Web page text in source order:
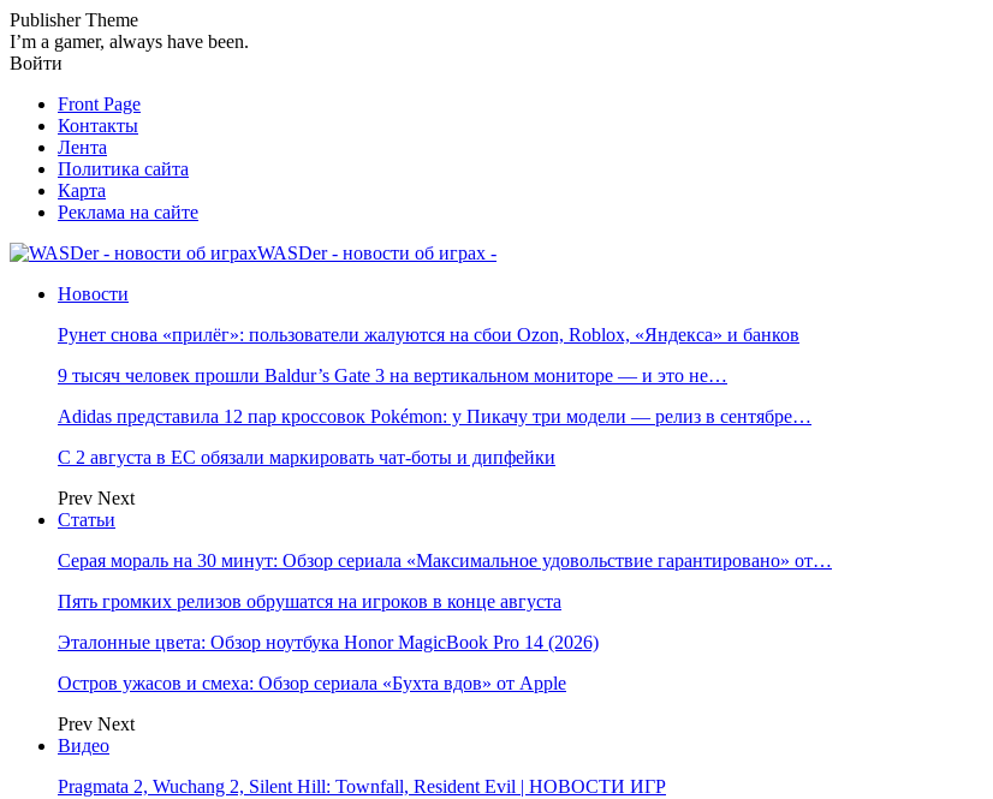
Publisher Theme
I’m a gamer, always have been.
Войти
Front Page
Контакты
Лента
Политика сайта
Карта
Реклама на сайте
WASDer - новости об играх -
Новости
Рунет снова «прилёг»: пользователи жалуются на сбои Ozon, Roblox, «Яндекса» и банков
9 тысяч человек прошли Baldur’s Gate 3 на вертикальном мониторе — и это не…
Adidas представила 12 пар кроссовок Pokémon: у Пикачу три модели — релиз в сентябре…
С 2 августа в ЕС обязали маркировать чат-боты и дипфейки
Prev Next
Статьи
Серая мораль на 30 минут: Обзор сериала «Максимальное удовольствие гарантировано» от…
Пять громких релизов обрушатся на игроков в конце августа
Эталонные цвета: Обзор ноутбука Honor MagicBook Pro 14 (2026)
Остров ужасов и смеха: Обзор сериала «Бухта вдов» от Apple
Prev Next
Видео
Pragmata 2, Wuchang 2, Silent Hill: Townfall, Resident Evil | НОВОСТИ ИГР